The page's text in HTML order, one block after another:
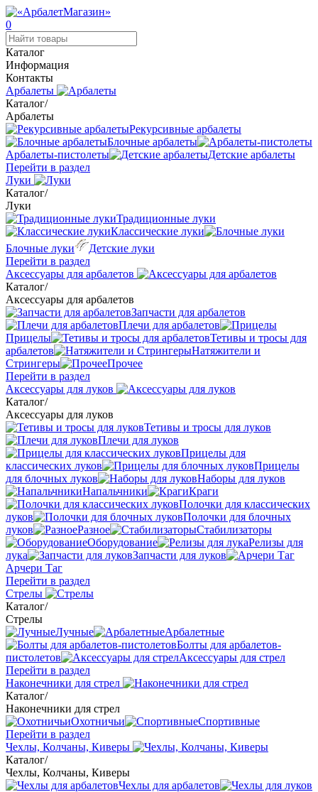
0
Каталог
Информация
Контакты
Арбалеты
Каталог/
Арбалеты
Рекурсивные арбалеты
Блочные арбалеты
Арбалеты-пистолеты
Детские арбалеты
Перейти в раздел
Луки
Каталог/
Луки
Традиционные луки
Классические луки
Блочные луки
Детские луки
Перейти в раздел
Аксессуары для арбалетов
Каталог/
Аксессуары для арбалетов
Запчасти для арбалетов
Плечи для арбалетов
Прицелы
Тетивы и тросы для
арбалетов
Натяжители и
Стрингеры
Прочее
Перейти в раздел
Аксессуары для луков
Каталог/
Аксессуары для луков
Тетивы и тросы для луков
Плечи для луков
Прицелы для
классических луков
Прицелы
для блочных луков
Наборы для луков
Напальчники
Краги
Полочки для классических
луков
Полочки для блочных
луков
Разное
Стабилизаторы
Оборудование
Релизы для
лука
Запчасти для луков
Арчери Таг
Перейти в раздел
Стрелы
Каталог/
Стрелы
Лучные
Арбалетные
Болты для арбалетов-
пистолетов
Аксессуары для стрел
Перейти в раздел
Наконечники для стрел
Каталог/
Наконечники для стрел
Охотничьи
Спортивные
Перейти в раздел
Чехлы, Колчаны, Киверы
Каталог/
Чехлы, Колчаны, Киверы
Чехлы для арбалетов